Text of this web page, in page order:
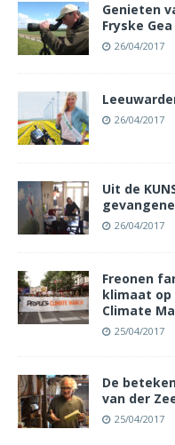
Genieten
Fryske Gea
26/04/2017
26/04/2017
Uit de
26/04/2017
Freonen
klimaat op
Climate
25/04/2017
De
van der
25/04/2017